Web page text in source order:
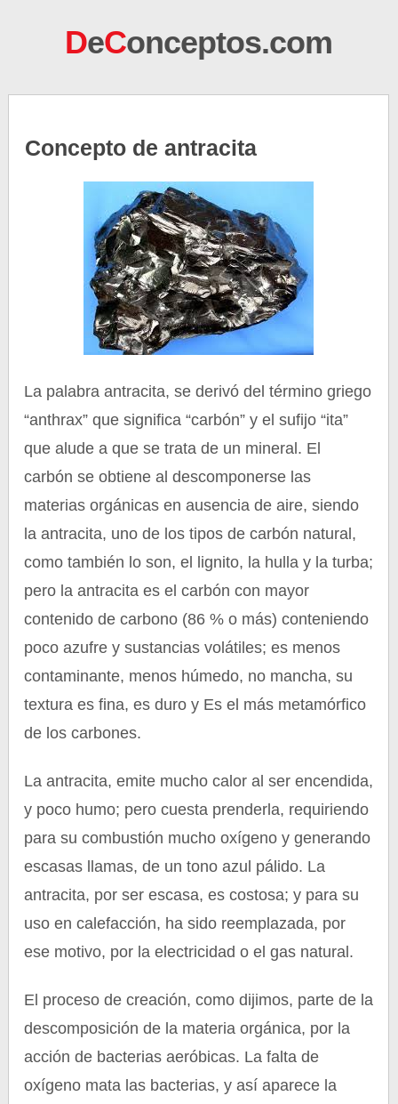
DeConceptos.com
Concepto de antracita
La palabra antracita, se derivó del término griego
“anthrax” que significa “carbón” y el sufijo “ita”
que alude a que se trata de un mineral. El
carbón se obtiene al descomponerse las
materias orgánicas en ausencia de aire, siendo
la antracita, uno de los tipos de carbón natural,
como también lo son, el lignito, la hulla y la turba;
pero la antracita es el carbón con mayor
contenido de carbono (86 % o más) conteniendo
poco azufre y sustancias volátiles; es menos
contaminante, menos húmedo, no mancha, su
textura es fina, es duro y Es el más metamórfico
de los carbones.
La antracita, emite mucho calor al ser encendida,
y poco humo; pero cuesta prenderla, requiriendo
para su combustión mucho oxígeno y generando
escasas llamas, de un tono azul pálido. La
antracita, por ser escasa, es costosa; y para su
uso en calefacción, ha sido reemplazada, por
ese motivo, por la electricidad o el gas natural.
El proceso de creación, como dijimos, parte de la
descomposición de la materia orgánica, por la
acción de bacterias aeróbicas. La falta de
oxígeno mata las bacterias, y así aparece la